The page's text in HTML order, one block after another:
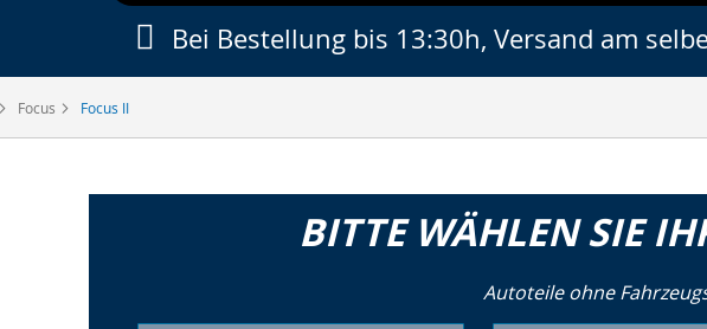
Focus Focus II
Bei Bestellung bis 13:30h, Versand am
BITTE WÄHLEN SIE
Autoteile ohne